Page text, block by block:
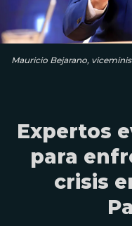
Mauricio Bejarano,
Expertos
para
crisis